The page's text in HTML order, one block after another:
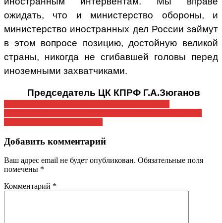
ожидать, что и министерство обороны, и
министерство иностранных дел России займут
в этом вопросе позицию, достойную великой
страны, никогда не сгибавшей головы перед
иноземными захватчиками.
Председатель ЦК КПРФ Г.А.Зюганов
Навигация
по
Добавить комментарий
Ваш адрес email не будет опубликован. Обязательные поля
помечены *
Комментарий *